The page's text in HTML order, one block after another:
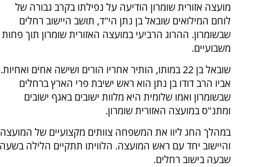
מועצה אזורית שומרון הודיעה על נפילתו בקרב גבורה של
לוחם המילואים שובאל בן נתן הי"ד, תושב היישוב רחלים
שבשומרון. ההרוג הרביעי במועצה האזורית שומרון תוך פחות
משבועיים.
שובאל בן 22 במותו, הותיר אחריו הורים ושישה אחים ואחיות.
אביו הרב דודו בן נתן הוא ראש ישיבת פרי הארץ ברחלים
שבשומרון ואמו שלומית היא מלוות ישובים באגף ישובים
ומתנ"ס במועצה האזורית שומרון.
במהלך החג ליוו את המשפחה צוותים מקצועיים של המועצה
שבעה בישוב רחלים.